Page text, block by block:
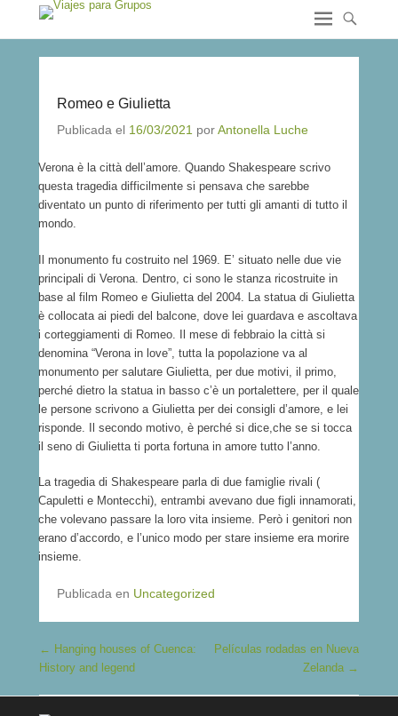
Romeo e Giulietta
Publicada el 16/03/2021 porAntonella Luche
Verona è la città dell’amore. Quando Shakespeare scrivo
questa tragedia difficilmente si pensava che sarebbe
diventato un punto di riferimento per tutti gli amanti di tutto il
mondo.
Il monumento fu costruito nel 1969. E’ situato nelle due vie
principali di Verona. Dentro, ci sono le stanza ricostruite in
base al film Romeo e Giulietta del 2004. La statua di Giulietta
è collocata ai piedi del balcone, dove lei guardava e ascoltava
i corteggiamenti di Romeo. Il mese di febbraio la città si
denomina “Verona in love”, tutta la popolazione va al
monumento per salutare Giulietta, per due motivi, il primo,
perché dietro la statua in basso c’è un portalettere, per il quale
le persone scrivono a Giulietta per dei consigli d’amore, e lei
risponde. Il secondo motivo, è perché si dice,che se si tocca
il seno di Giulietta ti porta fortuna in amore tutto l’anno.
La tragedia di Shakespeare parla di due famiglie rivali (
Capuletti e Montecchi), entrambi avevano due figli innamorati,
che volevano passare la loro vita insieme. Però i genitori non
erano d’accordo, e l’unico modo per stare insieme era morire
insieme.
Publicada en Uncategorized
Navegación de entradas
← Hanging houses of Cuenca:
History and legend
Películas rodadas en Nueva
Zelanda →